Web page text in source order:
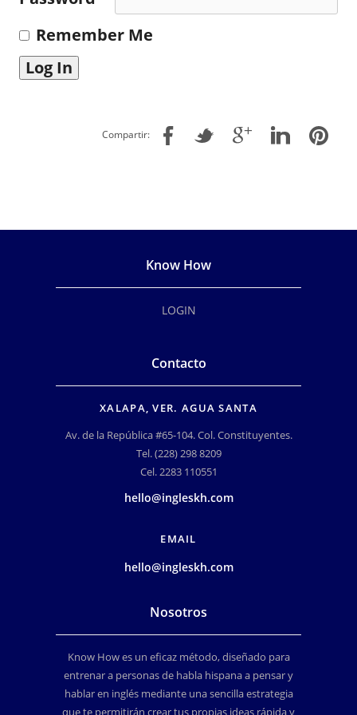
Remember Me
Compartir:
Know How
LOGIN
Contacto
XALAPA, VER. AGUA SANTA
Av. de la República #65-104. Col. Constituyentes.
Tel. (228) 298 8209
Cel. 2283 110551
hello@ingleskh.com
EMAIL
hello@ingleskh.com
Nosotros
Know How es un eficaz método, diseñado para
entrenar a personas de habla hispana a pensar y
hablar en inglés mediante una sencilla estrategia
que te permitirán crear tus propias ideas rápida y